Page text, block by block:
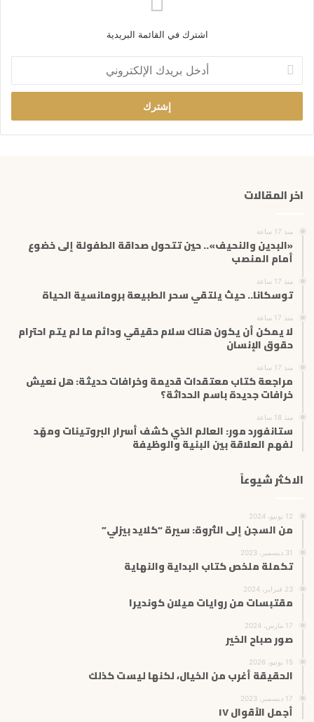
اشترك في القائمة البريدية
خ
ب
ر
ا
ر
اخر المقالات
منذ 17 ساعة
«البدين والنحيف».. حين تتحول صداقة الطفولة إلى خضوع
أمام المنصب
منذ 17 ساعة
توسكانا.. حيث يلتقي سحر الطبيعة برومانسية الحياة
منذ 17 ساعة
لا يمكن أن يكون هناك سلام حقيقي ودائم ما لم يتم احترام
حقوق الإنسان
منذ 17 ساعة
مراجعة كتاب معتقدات قديمة وخرافات حديثة: هل نعيش
خرافات جديدة باسم الحداثة؟
منذ 18 ساعة
ستانفورد مور: العالم الذي كشف أسرار البروتينات ومهّد
لفهم العلاقة بين البنية والوظيفة
الاكثر شيوعاً
12 يونيو، 2024
من السجن إلى الثروة: سيرة “كلايد بيزلي”
31 ديسمبر، 2023
تكملة ملخص كتاب البداية والنهاية
23 فبراير، 2024
مقتبسات من روايات ميلان كونديرا
17 مارس، 2024
صور صباح الخير
15 يونيو، 2026
الحقيقة أغرب من الخيال، لكنها ليست كذلك
17 ديسمبر، 2023
أجمل الأقوال ١٧